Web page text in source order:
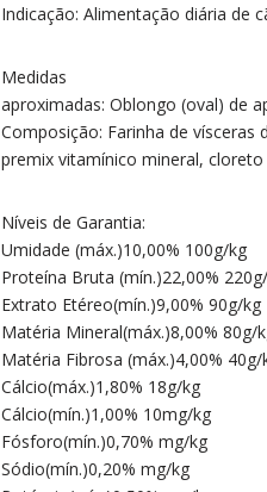
Indicação: Alimentação diária de
Medidas
aproximadas: Oblongo (oval) de
Composição: Farinha de
premix vitamínico mineral,
Níveis de Garantia:
Umidade (máx.)10,00% 100g/kg
Proteína Bruta (mín.)22,00%
Extrato Etéreo(mín.)9,00% 90g/kg
Matéria Mineral(máx.)8,00% 80g/
Matéria Fibrosa (máx.)4,00% 40g/
Cálcio(máx.)1,80% 18g/kg
Cálcio(mín.)1,00% 10mg/kg
Fósforo(mín.)0,70% mg/kg
Sódio(mín.)0,20% mg/kg